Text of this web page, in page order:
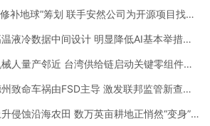
地球”筹划 联手安然公司为开源项目找马脚打补丁
冷数据中间设计 明显降低AI基本举措措施用水需求
人量产邻近 台湾供给链启动关键零组件供货
致命车祸由FSD主导 激发联邦监管新查询拜访
侵蚀沿海农田 数万英亩耕地正悄然“变身”湿地